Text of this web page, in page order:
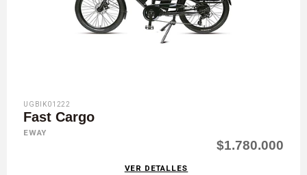
UGBIK01222
Fast Cargo
EWAY
$1.780.000
VER DETALLES